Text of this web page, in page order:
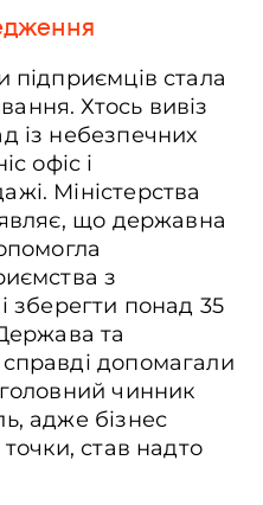
підприємців стала
Хтось вивіз
із небезпечних
офіс і
Міністерства
що державна
з
зберегти понад 35
та
допомагали
чинник
адже бізнес
став надто